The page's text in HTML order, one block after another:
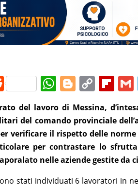
R
d
di
t
W
h
at
s
A
p
p
Bl
o
g
g
er
C
p
y
Li
n
k
Fl
ip
b
o
ar
d
l
del lavoro di Messina,
del comando provinciale
verificare il rispetto delle
per contrastare lo
nelle aziende gestite da
stati individuati 6 lavoratori in